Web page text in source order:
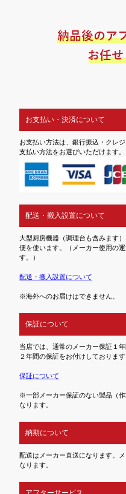
お支払い・決済について
お支払い方法は、銀行振込・クレ
支払い方法をお選びいただけます。
配送・搬入設置について
大型厨房機器（調理台も含みます
便を使います。（メーカー使用の
す。）
配送・搬入設置について
※海外へのお届けはできません。
保証について
当店では、通常のメーカー保証１
２年間の保証をお付けしております
保証について
※一部メーカー保証のない製品（
なります。
納期について
配送はメーカー直送になります。
なります。